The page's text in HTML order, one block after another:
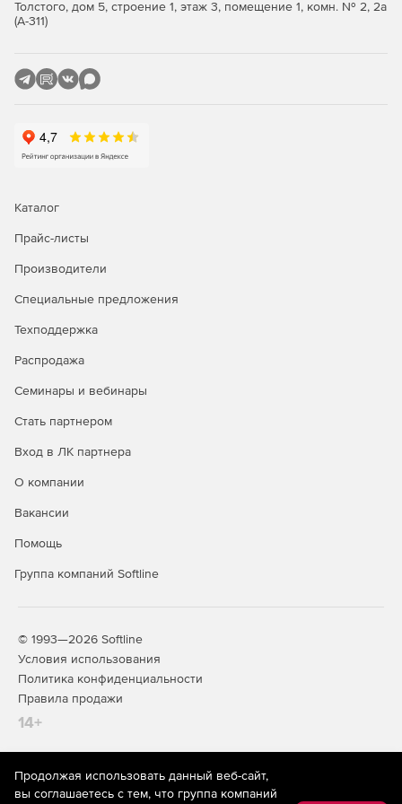
компактных резервных копий с помощью
быстрое восстановление данных
Интеграция с vSphere и удобный интерфейс
пользователя обеспечивают удобство и
виртуальных машин на диск на уровне образов без
бизнес-приложений (например Exchange, SQL Server) с
резервных копий между несколькими средами с
поддержкой шифрования и оптимизации для
возможность использования снимков системы,
сделанных в разные моменты времени, для более
поддерживает также несколько устройств репликации
вирусов и вредоносного ПО в выделенную систему
Толстого, дом 5, строение 1, этаж 3, помещение 1, комн. № 2, 2а
(А-311)
Каталог
Прайс-листы
Производители
Специальные предложения
Техподдержка
Распродажа
Семинары и вебинары
Стать партнером
Вход в ЛК партнера
О компании
Вакансии
Помощь
Группа компаний Softline
© 1993—2026 Softline
Условия использования
Политика конфиденциальности
Правила продажи
14+
На информационном ресурсе store.softline.ru применяются
рекомендательные технологии(информационные технологии
Продолжая использовать данный веб-сайт,
вы соглашаетесь с тем, что группа компаний